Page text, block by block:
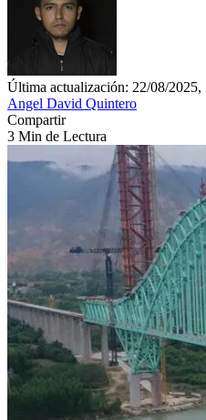
Última actualización: 22/08/2025,
Angel David Quintero
Compartir
3 Min de Lectura